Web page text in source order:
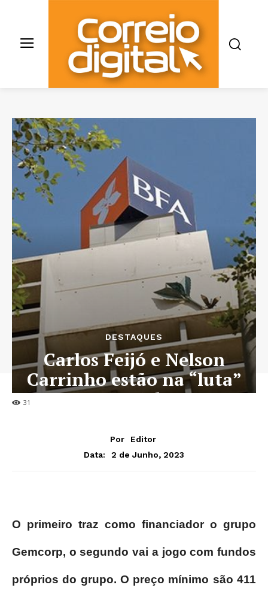
31
DESTAQUES
Carlos Feijó e Nelson
Carrinho estão na “luta”
por 48,1% do BFA
Por
Editor
Data:
2 de Junho, 2023
O primeiro traz como financiador o grupo
Gemcorp, o segundo vai a jogo com fundos
próprios do grupo. O preço mínimo são 411